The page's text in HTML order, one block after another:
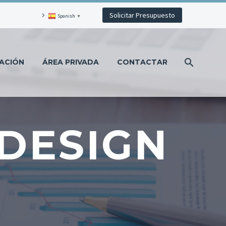
Spanish ▼ Solicitar Presupuesto
ÁREA PRIVADA CONTACTAR